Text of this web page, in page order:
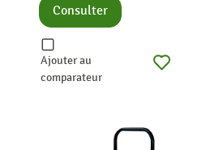
Consulter
Ajouter au
comparateur